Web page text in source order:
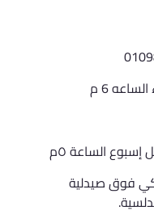
6 م
الساعة ٥م
اللاسلكي فوق صيدلية